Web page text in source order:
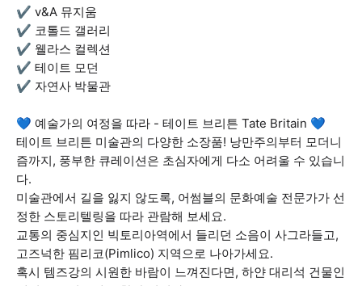
✔ v&A 뮤지움
✔ 코톨드 갤러리
✔ 웰라스 컬렉션
✔ 테이트 모던
✔ 자연사 박물관
💙 예술가의 여정을 따라 - 테이트 브리튼 Tate Britain 💙
테이트 브리튼 미술관의 다양한 소장품! 낭만주의부터 모더니
즘까지, 풍부한 큐레이션은 초심자에게 다소 어려울 수 있습니
다.
미술관에서 길을 잃지 않도록, 어썸블의 문화예술 전문가가 선
정한 스토리텔링을 따라 관람해 보세요.
교통의 중심지인 빅토리아역에서 들리던 소음이 사그라들고,
고즈넉한 핌리코(Pimlico) 지역으로 나아가세요.
혹시 템즈강의 시원한 바람이 느껴진다면, 하얀 대리석 건물인